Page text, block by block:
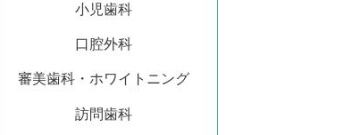
小児歯科
口腔外科
審美歯科・ホワイトニング
訪問歯科